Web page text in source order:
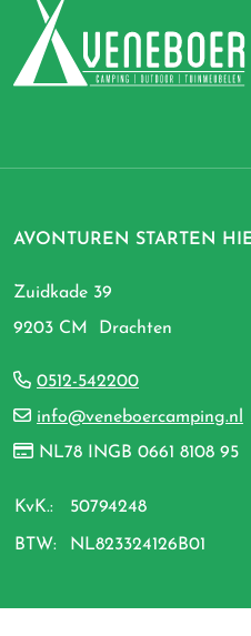
AVONTUREN STARTEN
Zuidkade 39
9203 CM Drachten
0512-542200
info@veneboercamping.nl
NL78 INGB 0661 8108 95
KvK.: 50794248
BTW: NL823324126B01